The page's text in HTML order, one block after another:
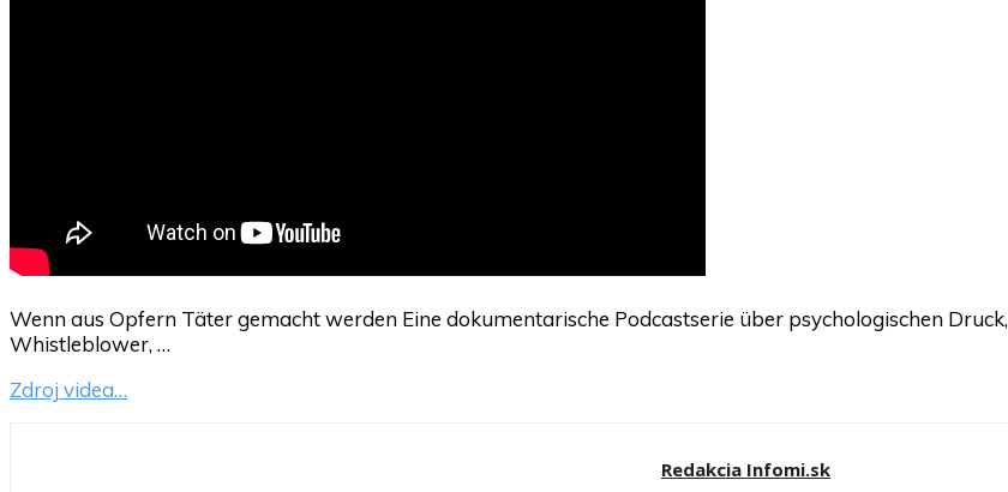
Wenn aus Opfern Täter gemacht werden Eine dokumentarische Podcastserie über psychologischen Druck,
Whistleblower, …
Zdroj videa…
Redakcia Infomi.sk